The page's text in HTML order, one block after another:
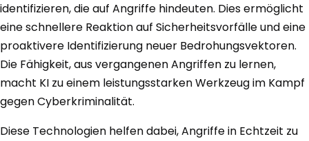
identifizieren, die auf Angriffe hindeuten. Dies ermöglicht
eine schnellere Reaktion auf Sicherheitsvorfälle und eine
proaktivere Identifizierung neuer Bedrohungsvektoren.
Die Fähigkeit, aus vergangenen Angriffen zu lernen,
macht KI zu einem leistungsstarken Werkzeug im Kampf
gegen Cyberkriminalität.
Diese Technologien helfen dabei, Angriffe in Echtzeit zu